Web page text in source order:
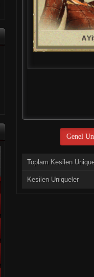
Genel
Toplam Kesilen
Kesilen Uniqueler